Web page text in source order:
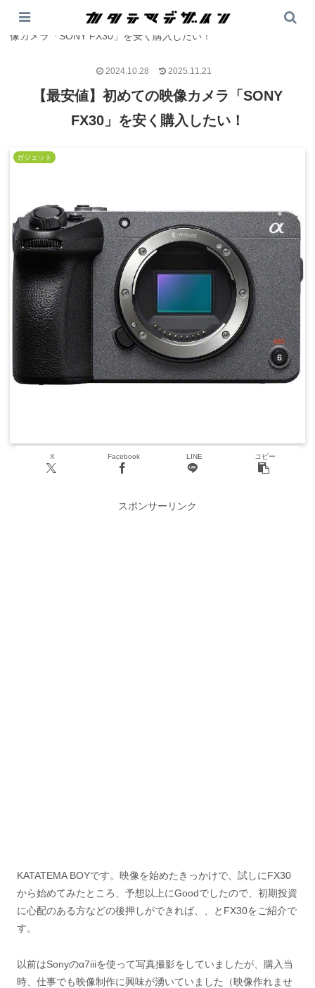
カタテマデザイン>テック> ガジェット>【最安値】初めての映
像カメラ「SONY FX30」を安く購入したい！
【最安値】初めての映像カメラ「SONY
FX30」を安く購入したい！
ガジェット
X Facebook LINE コピー
2024.10.28 2025.11.21
スポンサーリンク
KATATEMA BOYです。映像を始めたきっかけで、試しにFX30
から始めてみたところ、予想以上にGoodでしたので、初期投資
に心配のある方などの後押しができれば、、とFX30をご紹介で
す。
以前はSonyのα7iiiを使って写真撮影をしていましたが、購入当
時、仕事でも映像制作に興味が湧いていました（映像作れませ